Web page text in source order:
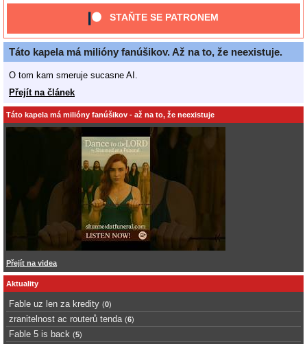
STAŇTE SE PATRONEM
Táto kapela má milióny fanúšikov. Až na to, že neexistuje.
O tom kam smeruje sucasne AI.
Přejít na článek
Táto kapela má milióny fanúšikov - až na to, že neexistuje
Přejít na videa
Aktuality
Fable uz len za kredity (0)
zranitelnost ac routerů tenda (6)
Fable 5 is back (5)